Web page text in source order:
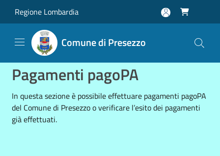
Regione Lombardia 
Comune di Presezzo
Pagamenti pagoPA
In questa sezione è possibile effettuare pagamenti pagoPA
del Comune di Presezzo o verificare l’esito dei pagamenti
già effettuati.